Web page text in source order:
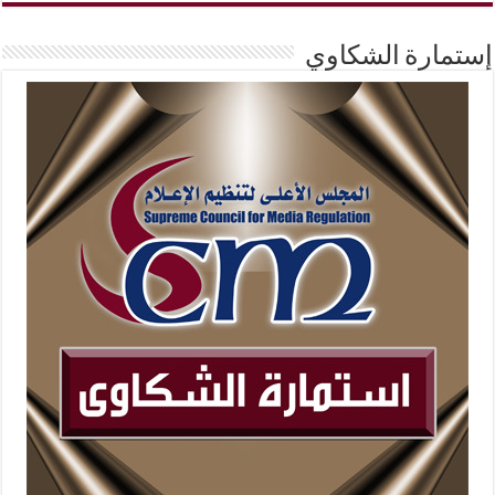
إستمارة الشكاوي